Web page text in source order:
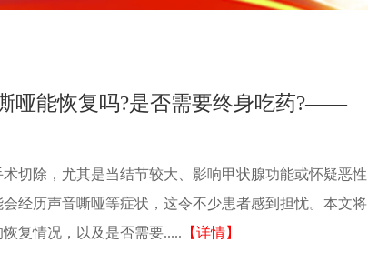
哑能恢复吗?是否需要终身吃药?——
切除，尤其是当结节较大、影响甲状腺功能或怀疑恶性
经历声音嘶哑等症状，这令不少患者感到担忧。本文将
复情况，以及是否需要..... 【详情】